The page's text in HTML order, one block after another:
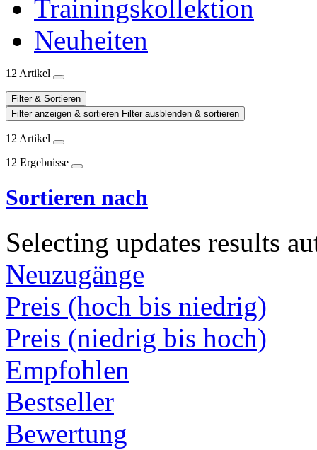
Trainingskollektion
Neuheiten
12 Artikel
Filter & Sortieren
Filter anzeigen & sortieren Filter ausblenden & sortieren
12 Artikel
12 Ergebnisse
Sortieren nach
Selecting updates results
Neuzugänge
Preis (hoch bis niedrig)
Preis (niedrig bis hoch)
Empfohlen
Bestseller
Bewertung